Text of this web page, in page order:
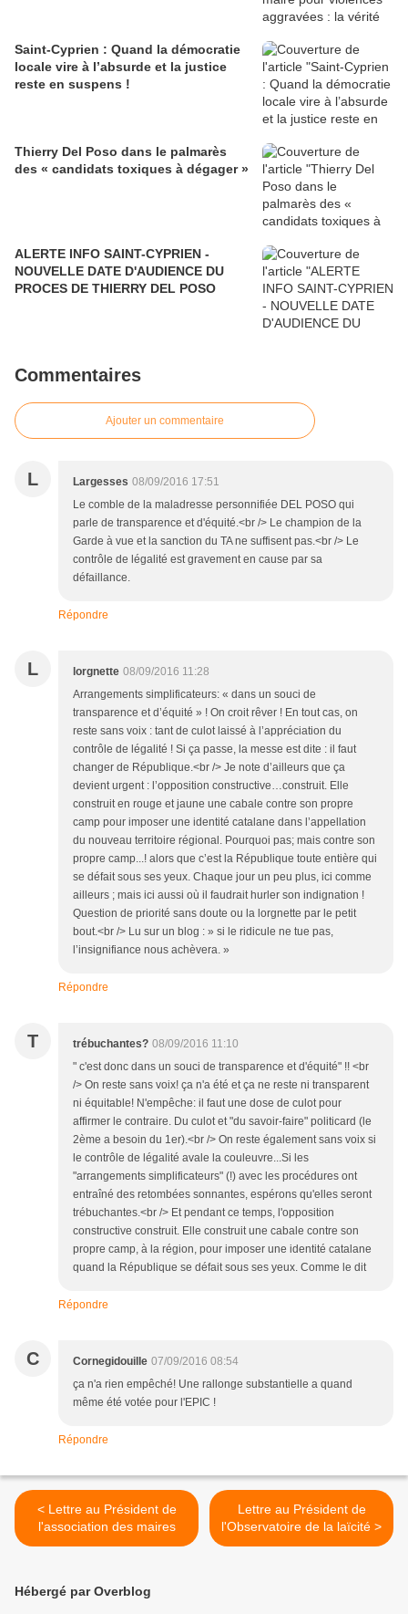
Saint-Cyprien : Quand la démocratie
locale vire à l’absurde et la justice
reste en suspens !
Thierry Del Poso dans le palmarès
des « candidats toxiques à dégager »
ALERTE INFO SAINT-CYPRIEN -
NOUVELLE DATE D'AUDIENCE DU
PROCES DE THIERRY DEL POSO
Commentaires
Ajouter un commentaire
L Largesses 08/09/2016 17:51
Le comble de la maladresse personnifiée DEL POSO qui
parle de transparence et d'équité.<br /> Le champion de la
Garde à vue et la sanction du TA ne suffisent pas.<br /> Le
contrôle de légalité est gravement en cause par sa
défaillance.
Répondre
L lorgnette 08/09/2016 11:28
Arrangements simplificateurs: « dans un souci de
transparence et d’équité » ! On croit rêver ! En tout cas, on
reste sans voix : tant de culot laissé à l’appréciation du
contrôle de légalité ! Si ça passe, la messe est dite : il faut
changer de République.<br /> Je note d’ailleurs que ça
devient urgent : l’opposition constructive…construit. Elle
construit en rouge et jaune une cabale contre son propre
camp pour imposer une identité catalane dans l’appellation
du nouveau territoire régional. Pourquoi pas; mais contre son
propre camp...! alors que c’est la République toute entière qui
se défait sous ses yeux. Chaque jour un peu plus, ici comme
ailleurs ; mais ici aussi où il faudrait hurler son indignation !
Question de priorité sans doute ou la lorgnette par le petit
bout.<br /> Lu sur un blog : » si le ridicule ne tue pas,
l’insignifiance nous achèvera. »
Répondre
T trébuchantes? 08/09/2016 11:10
" c'est donc dans un souci de transparence et d'équité" !! <br
/> On reste sans voix! ça n'a été et ça ne reste ni transparent
ni équitable! N'empêche: il faut une dose de culot pour
affirmer le contraire. Du culot et "du savoir-faire" politicard (le
2ème a besoin du 1er).<br /> On reste également sans voix si
le contrôle de légalité avale la couleuvre...Si les
"arrangements simplificateurs" (!) avec les procédures ont
entraîné des retombées sonnantes, espérons qu'elles seront
trébuchantes.<br /> Et pendant ce temps, l'opposition
constructive construit. Elle construit une cabale contre son
propre camp, à la région, pour imposer une identité catalane
quand la République se défait sous ses yeux. Comme le dit
Répondre
C Cornegidouille 07/09/2016 08:54
ça n'a rien empêché! Une rallonge substantielle a quand
même été votée pour l'EPIC !
Répondre
< Lettre au Président de
l'association des maires
Lettre au Président de
l'Observatoire de la laïcité >
Hébergé par Overblog